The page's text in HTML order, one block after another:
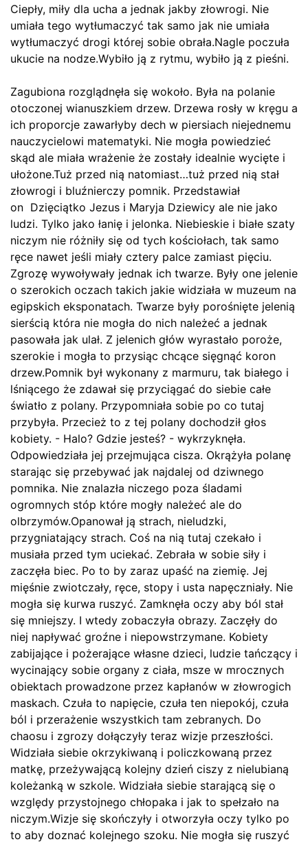
Ciepły, miły dla ucha a jednak jakby złowrogi. Nie
umiała tego wytłumaczyć tak samo jak nie umiała
wytłumaczyć drogi której sobie obrała.Nagle poczuła
ukucie na nodze.Wybiło ją z rytmu, wybiło ją z pieśni.
Zagubiona rozglądnęła się wokoło. Była na polanie
otoczonej wianuszkiem drzew. Drzewa rosły w kręgu a
ich proporcje zawarłyby dech w piersiach niejednemu
nauczycielowi matematyki. Nie mogła powiedzieć
skąd ale miała wrażenie że zostały idealnie wycięte i
ułożone.Tuż przed nią natomiast…tuż przed nią stał
złowrogi i bluźnierczy pomnik. Przedstawiał
on Dzięciątko Jezus i Maryja Dziewicy ale nie jako
ludzi. Tylko jako łanię i jelonka. Niebieskie i białe szaty
niczym nie różniły się od tych kościołach, tak samo
ręce nawet jeśli miały cztery palce zamiast pięciu.
Zgrozę wywoływały jednak ich twarze. Były one jelenie
o szerokich oczach takich jakie widziała w muzeum na
egipskich eksponatach. Twarze były porośnięte jelenią
sierścią która nie mogła do nich należeć a jednak
pasowała jak ulał. Z jelenich głów wyrastało poroże,
szerokie i mogła to przysiąc chcące sięgnąć koron
drzew.Pomnik był wykonany z marmuru, tak białego i
lśniącego że zdawał się przyciągać do siebie całe
światło z polany. Przypomniała sobie po co tutaj
przybyła. Przecież to z tej polany dochodził głos
kobiety. - Halo? Gdzie jesteś? - wykrzyknęła.
Odpowiedziała jej przejmująca cisza. Okrążyła polanę
starając się przebywać jak najdalej od dziwnego
pomnika. Nie znalazła niczego poza śladami
ogromnych stóp które mogły należeć ale do
olbrzymów.Opanował ją strach, nieludzki,
przygniatający strach. Coś na nią tutaj czekało i
musiała przed tym uciekać. Zebrała w sobie siły i
zaczęła biec. Po to by zaraz upaść na ziemię. Jej
mięśnie zwiotczały, ręce, stopy i usta napęczniały. Nie
mogła się kurwa ruszyć. Zamknęła oczy aby ból stał
się mniejszy. I wtedy zobaczyła obrazy. Zaczęły do
niej napływać groźne i niepowstrzymane. Kobiety
zabijające i pożerające własne dzieci, ludzie tańczący i
wycinający sobie organy z ciała, msze w mrocznych
obiektach prowadzone przez kapłanów w złowrogich
maskach. Czuła to napięcie, czuła ten niepokój, czuła
ból i przerażenie wszystkich tam zebranych. Do
chaosu i zgrozy dołączyły teraz wizje przeszłości.
Widziała siebie okrzykiwaną i policzkowaną przez
matkę, przeżywającą kolejny dzień ciszy z nielubianą
koleżanką w szkole. Widziała siebie starającą się o
względy przystojnego chłopaka i jak to spełzało na
niczym.Wizje się skończyły i otworzyła oczy tylko po
to aby doznać kolejnego szoku. Nie mogła się ruszyć